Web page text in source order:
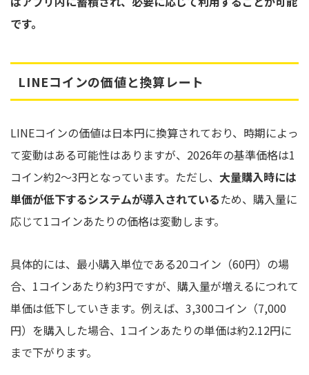
です。
LINEコインの価値と換算レート
LINEコインの価値は日本円に換算されており、時期によっ
て変動はある可能性はありますが、2026年の基準価格は1
コイン約2〜3円となっています。ただし、 大量購入時には
単価が低下するシステムが導入されているため、購入量に
応じて1コインあたりの価格は変動します。
具体的には、最小購入単位である20コイン（60円）の場
合、1コインあたり約3円ですが、購入量が増えるにつれて
単価は低下していきます。例えば、3,300コイン（7,000
円）を購入した場合、1コインあたりの単価は約2.12円に
まで下がります。